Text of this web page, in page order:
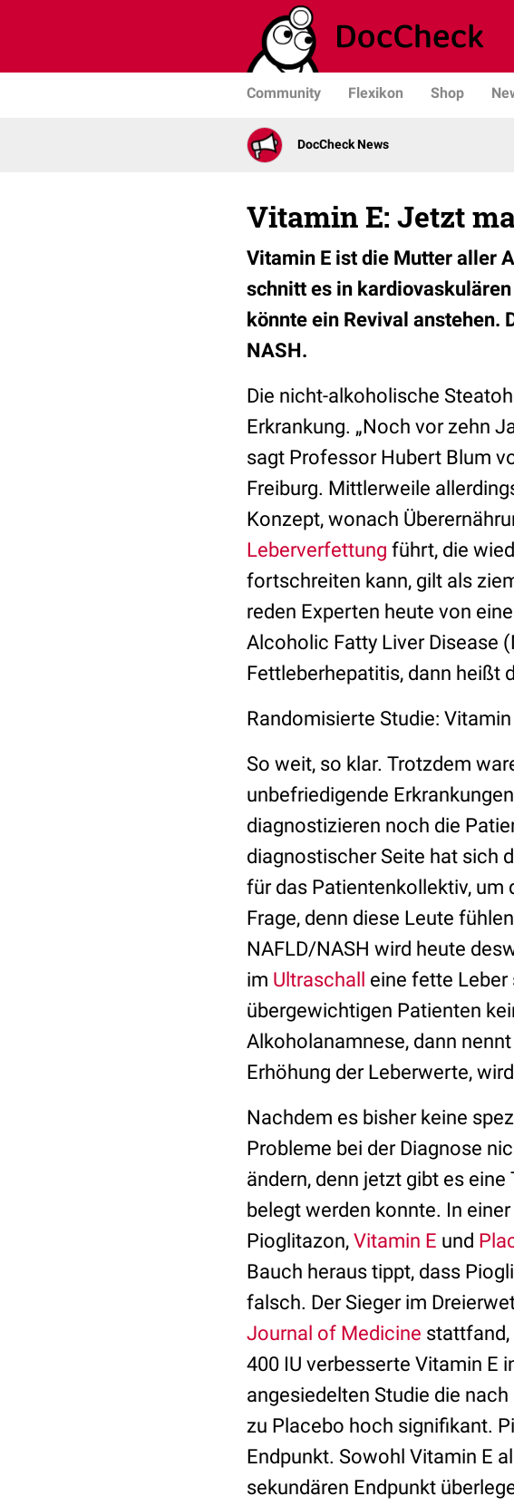
Community Flexikon Shop
DocCheck News
Vitamin E: Jetzt
Vitamin E ist die Mutter aller
schnitt es in
könnte ein Revival anstehen.
NASH.
Die nicht-alkoholische
Erkrankung. „Noch vor zehn
sagt Professor Hubert Blum
Freiburg. Mittlerweile
Konzept, wonach
Leberverfettung führt, die
fortschreiten kann, gilt als
reden Experten heute von
Alcoholic Fatty Liver Disease
Fettleberhepatitis, dann heißt
Randomisierte Studie:
So weit, so klar. Trotzdem
unbefriedigende
diagnostizieren noch die
diagnostischer Seite hat sich
für das Patientenkollektiv, um
Frage, denn diese Leute
NAFLD/NASH wird heute
im Ultraschall eine fette Leber
übergewichtigen Patienten
Alkoholanamnese, dann
Erhöhung der Leberwerte,
Nachdem es bisher keine
Probleme bei der Diagnose
ändern, denn jetzt gibt es
belegt werden konnte. In
Pioglitazon, Vitamin E und
Bauch heraus tippt, dass
falsch. Der Sieger im
Journal of Medicine stattfand,
400 IU verbesserte Vitamin E
angesiedelten Studie die
zu Placebo hoch signifikant.
Endpunkt. Sowohl Vitamin E
sekundären Endpunkt